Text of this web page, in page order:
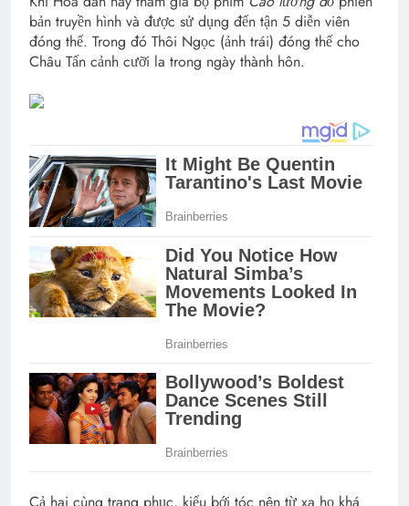
bản truyền hình và được sử dụng đến tận 5 diễn viên
đóng thế. Trong đó Thôi Ngọc (ảnh trái) đóng thế cho
Châu Tấn cảnh cưỡi la trong ngày thành hôn.
Cả hai cùng trang phục, kiểu bới tóc nên từ xa họ khá